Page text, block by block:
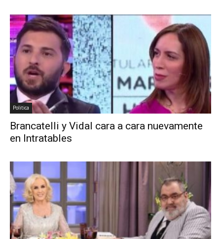
Politica
Brancatelli y Vidal cara a cara nuevamente
en Intratables